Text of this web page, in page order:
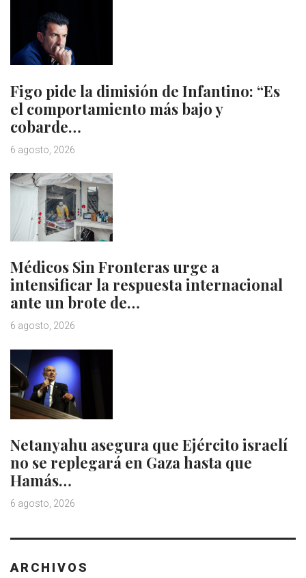
Figo pide la dimisión de Infantino: “Es
el comportamiento más bajo y
cobarde…
6 agosto, 2026
Médicos Sin Fronteras urge a
intensificar la respuesta internacional
ante un brote de…
6 agosto, 2026
Netanyahu asegura que Ejército israelí
no se replegará en Gaza hasta que
Hamás…
6 agosto, 2026
ARCHIVOS